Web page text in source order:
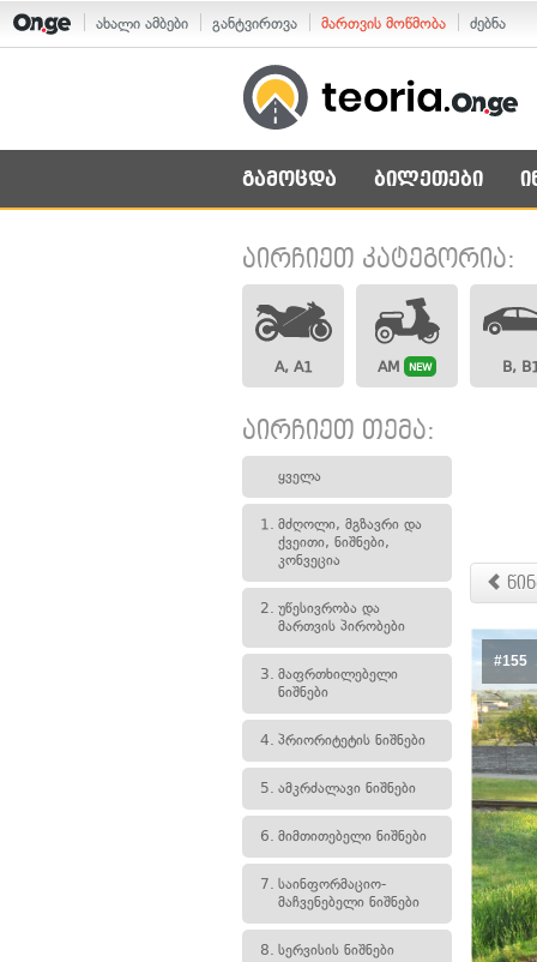
ახალი ამბები განტვირთვა მართვის მოწმობა ძებნა
გამოცდა ბილეთები
აირჩიეთ კატეგორია:
A, A1 AM NEW B,
აირჩიეთ თემა:
ყველა
1. მძღოლი, მგზავრი და
ქვეითი, ნიშნები,
კონვეცია
2. უწესივრობა და
მართვის პირობები
3. მაფრთხილებელი
ნიშნები
4. პრიორიტეტის ნიშნები
5. ამკრძალავი ნიშნები
6. მიმთითებელი ნიშნები
7. საინფორმაციო-
მაჩვენებელი ნიშნები
8. სერვისის ნიშნები
#155